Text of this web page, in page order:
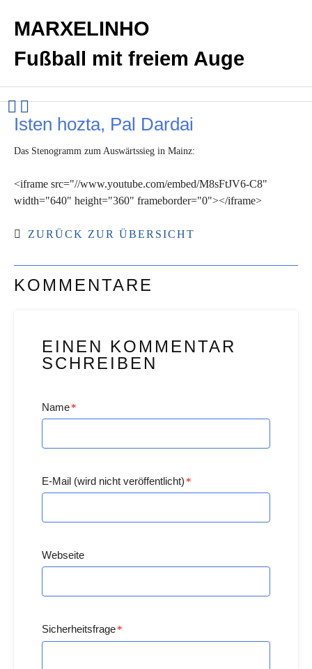
MARXELINHO
Fußball mit freiem Auge
Isten hozta, Pal Dardai
Das Stenogramm zum Auswärtssieg in Mainz:
<iframe src="//www.youtube.com/embed/M8sFtJV6-C8"
width="640" height="360" frameborder="0"></iframe>
ZURÜCK ZUR ÜBERSICHT
KOMMENTARE
EINEN KOMMENTAR
SCHREIBEN
Name*
E-Mail (wird nicht veröffentlicht) *
Webseite
Sicherheitsfrage*